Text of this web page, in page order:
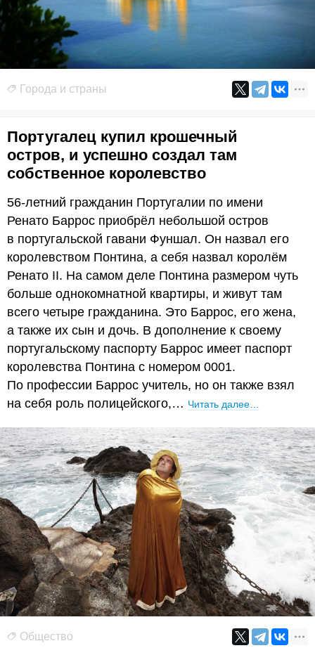
Города и страны
Португалец купил крошечный
остров, и успешно создал там
собственное королевство
56-летний гражданин Португалии по имени
Ренато Баррос приобрёл небольшой остров
в португальской гавани Фуншал. Он назвал его
королевством Понтина, а себя назвал королём
Ренато II. На самом деле Понтина размером чуть
больше однокомнатной квартиры, и живут там
всего четыре гражданина. Это Баррос, его жена,
а также их сын и дочь. В дополнение к своему
португальскому паспорту Баррос имеет паспорт
королевства Понтина с номером 0001.
По профессии Баррос учитель, но он также взял
на себя роль полицейского,… Читать далее…
Общество